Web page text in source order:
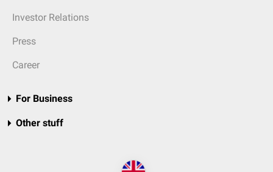
Investor Relations
Press
Career
For Business
Other stuff